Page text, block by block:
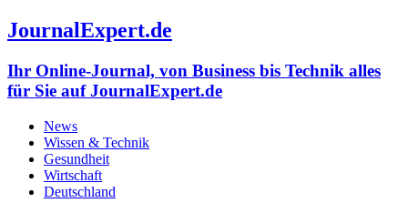
JournalExpert.de
Ihr Online-Journal, von Business bis Technik alles
für Sie auf JournalExpert.de
News
Wissen & Technik
Gesundheit
Wirtschaft
Deutschland